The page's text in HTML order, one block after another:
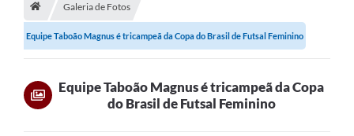
Galeria de Fotos
Equipe Taboão Magnus é tricampeã da Copa do Brasil de Futsal Feminino
Equipe Taboão Magnus é tricampeã da Copa
do Brasil de Futsal Feminino